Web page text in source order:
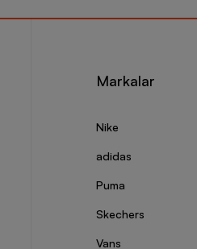
Markalar
Nike
adidas
Puma
Skechers
Vans